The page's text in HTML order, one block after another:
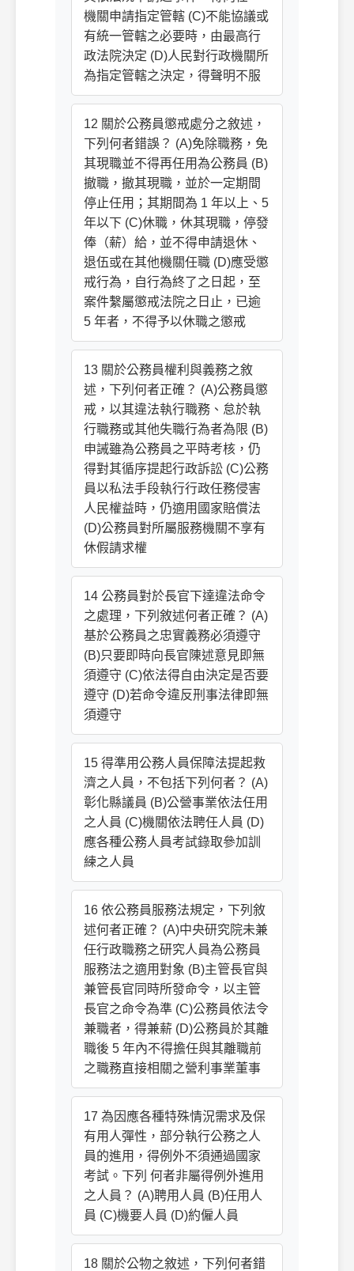
機關申請指定管轄 (C)不能協議或
有統一管轄之必要時，由最高行
政法院決定 (D)人民對行政機關所
為指定管轄之決定，得聲明不服
12 關於公務員懲戒處分之敘述，
下列何者錯誤？ (A)免除職務，免
其現職並不得再任用為公務員 (B)
撤職，撤其現職，並於一定期間
停止任用；其期間為 1 年以上、5
年以下 (C)休職，休其現職，停發
俸（薪）給，並不得申請退休、
退伍或在其他機關任職 (D)應受懲
戒行為，自行為終了之日起，至
案件繫屬懲戒法院之日止，已逾
5 年者，不得予以休職之懲戒
13 關於公務員權利與義務之敘
述，下列何者正確？ (A)公務員懲
戒，以其違法執行職務、怠於執
行職務或其他失職行為者為限 (B)
申誡雖為公務員之平時考核，仍
得對其循序提起行政訴訟 (C)公務
員以私法手段執行行政任務侵害
人民權益時，仍適用國家賠償法
(D)公務員對所屬服務機關不享有
休假請求權
14 公務員對於長官下達違法命令
之處理，下列敘述何者正確？ (A)
基於公務員之忠實義務必須遵守
(B)只要即時向長官陳述意見即無
須遵守 (C)依法得自由決定是否要
遵守 (D)若命令違反刑事法律即無
須遵守
15 得準用公務人員保障法提起救
濟之人員，不包括下列何者？ (A)
彰化縣議員 (B)公營事業依法任用
之人員 (C)機關依法聘任人員 (D)
應各種公務人員考試錄取參加訓
練之人員
16 依公務員服務法規定，下列敘
述何者正確？ (A)中央研究院未兼
任行政職務之研究人員為公務員
服務法之適用對象 (B)主管長官與
兼管長官同時所發命令，以主管
長官之命令為準 (C)公務員依法令
兼職者，得兼薪 (D)公務員於其離
職後 5 年內不得擔任與其離職前
之職務直接相關之營利事業董事
17 為因應各種特殊情況需求及保
有用人彈性，部分執行公務之人
員的進用，得例外不須通過國家
考試。下列 何者非屬得例外進用
之人員？ (A)聘用人員 (B)任用人
員 (C)機要人員 (D)約僱人員
18 關於公物之敘述，下列何者錯